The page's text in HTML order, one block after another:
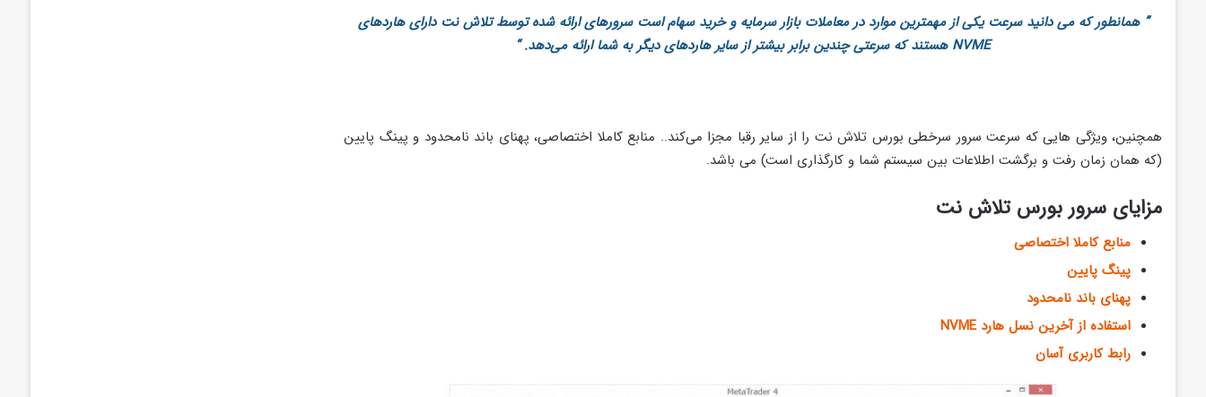
” همانطور که می دانید سرعت یکی از مهمترین موارد در معاملات بازار سرمایه و خرید سهام است سرورهای ارائه شده توسط تلاش نت دارای هاردهای
NVME هستند که سرعتی چندین برابر بیشتر از سایر هاردهای دیگر به شما ارائه می‌دهد. “
همچنین، ویژگی هایی که سرعت سرور سرخطی بورس تلاش نت را از سایر رقبا مجزا می‌کند.. منابع کاملا اختصاصی، پهنای باند نامحدود و پینگ پایین
(که همان زمان رفت و برگشت اطلاعات بین سیستم شما و کارگذاری است) می باشد.
مزایای سرور بورس تلاش نت
منابع کاملا اختصاصی
پینگ پایین
پهنای باند نامحدود
استفاده از آخرین نسل هارد NVME
رابط کاربری آسان